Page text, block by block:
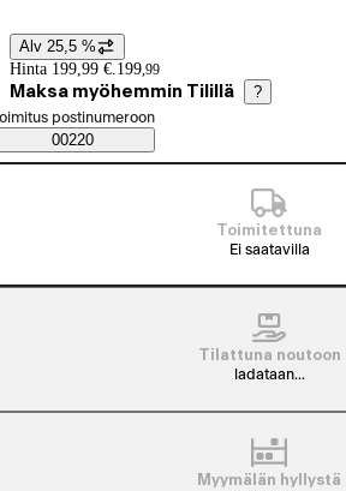
Hintatiedot
Alv 25,5 %
Hinta 199,99 €. 199,99
Maksa myöhemmin Tilillä ?
Saatavuustiedot
tilaustapa
postinumeroon
00220
Toimitettuna
Ei saatavilla
Tilattuna noutoon
ladataan...
Myymälän hyllystä